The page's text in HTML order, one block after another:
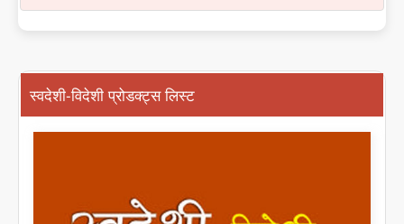
स्वदेशी-विदेशी प्रोडक्ट्स लिस्ट